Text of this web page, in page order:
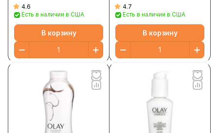
унций)
4.6
Есть в наличии в США
В корзину
жидк. Унции)
4.7
Есть в наличии в США
В корзину